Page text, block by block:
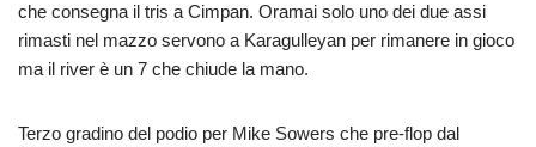
che consegna il tris a Cimpan. Oramai solo uno dei due assi
rimasti nel mazzo servono a Karagulleyan per rimanere in gioco
ma il river è un 7 che chiude la mano.
Terzo gradino del podio per Mike Sowers che pre-flop dal